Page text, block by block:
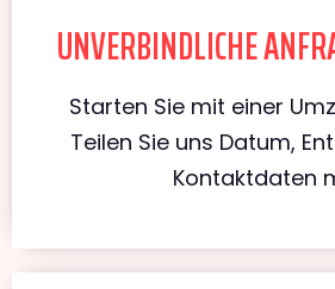
UNVERBINDLICHE
Starten Sie mit einer
Teilen Sie uns Datum,
Kontaktdaten